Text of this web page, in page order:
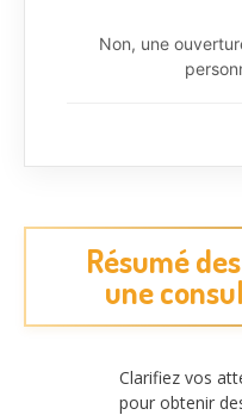
Non, une
Résumé
une
Clarifiez vos
pour obtenir